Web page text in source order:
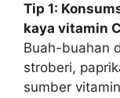
Tip 1:
kaya vitamin C
Buah-buahan
stroberi,
sumber